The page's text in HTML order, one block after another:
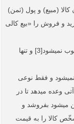
آن کالا (مبیع) و پول (ثمن)
و فروش را «بیع کالی
«قسم دوّم» معاملات آتی، عقد محسوب نمی­شود[3] و تنها
و فقط نوعی
وعده می­دهد تا در
می­شود بفروشد و
کالا را به قیمت